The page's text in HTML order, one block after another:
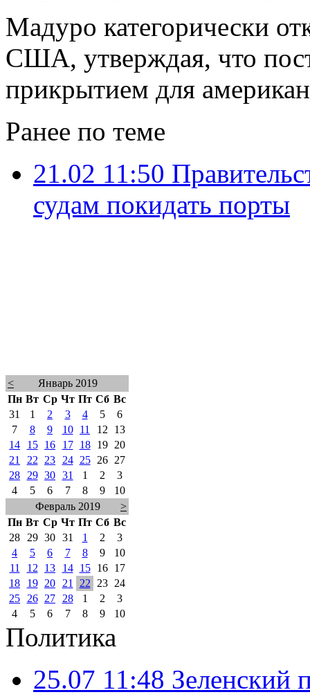
Мадуро категорически
США, утверждая, что
прикрытием для
Ранее по теме
21.02 11:50
судам покидать порты
<
Январь 2019
Пн Вт Ср Чт Пт Сб Вс
31
1 2 3 4 5
6
7
8 9 10 11 12
13
14
15 16 17 18 19
20
21
22 23 24 25 26
27
28
29 30 31 1 2
3
4
5 6 7 8 9
10
Февраль 2019
>
Пн Вт Ср Чт Пт Сб Вс
28
29 30 31 1 2
3
4
5 6 7 8 9
10
11
12 13 14 15 16
17
18
19 20 21 22 23
24
25
26 27 28 1 2
3
4
5 6 7 8 9 10
Политика
25.07 11:48 Зеленский